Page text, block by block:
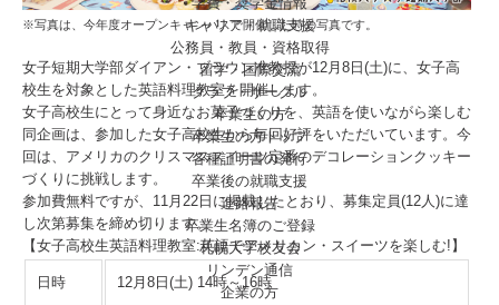
キャリア・就職支援
公務員・教員・資格取得
留学・国際交流
クラブ・サークル
卒業生の方
卒業生の方トップ
各種証明書の発行
卒業後の就職支援
進路報告
卒業生名簿のご登録
札幌大学校友会
リンデン通信
企業の方
※写真は、今年度オープンキャンパスで開催した時の写真です。
女子短期大学部ダイアン・ブラウン准教授が12月8日(土)に、女子高
校生を対象とした英語料理教室を開催します。
女子高校生にとって身近なお菓子づくりを、英語を使いながら楽しむ
同企画は、参加した女子高校生から毎回好評をいただいています。今
回は、アメリカのクリスマススイーツ定番のデコレーションクッキー
づくりに挑戦します。
参加費無料ですが、11月22日に掲載したとおり、募集定員(12人)に達
し次第募集を締め切ります。
【女子高校生英語料理教室:英語でアメリカン・スイーツを楽しむ!】
日時 12月8日(土) 14時～16時